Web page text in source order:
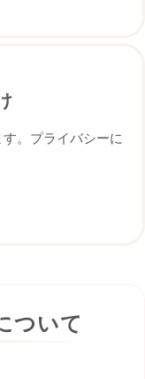
。プライバシーに
ついて